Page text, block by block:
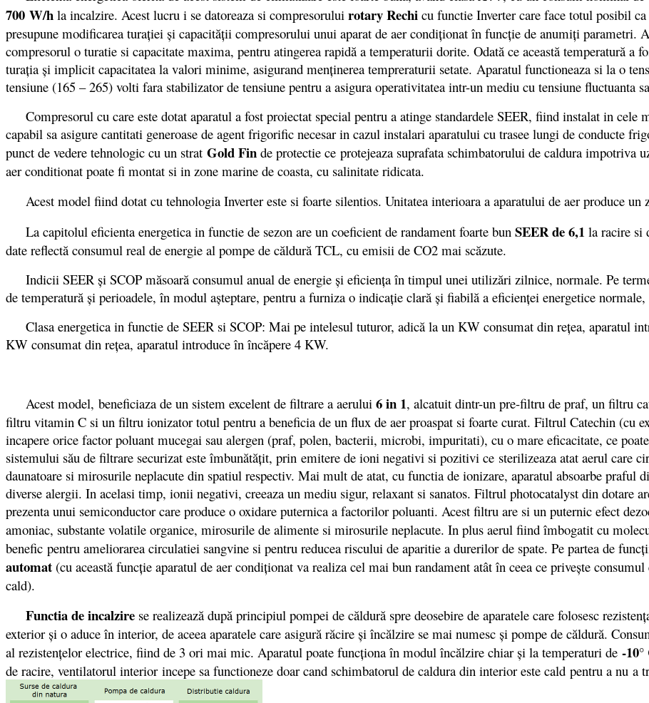
700 W/h la incalzire. Acest lucru i se datoreaza si compresorului rotary Rechi cu functie Inverter care face totul posibil
presupune modificarea turației și capacității compresorului unui aparat de aer condiționat în funcție de anumiți parametri.
compresorul o turatie si capacitate maxima, pentru atingerea rapidă a temperaturii dorite. Odată ce această temperatură a
turația și implicit capacitatea la valori minime, asigurand menținerea tempreraturii setate. Aparatul functioneaza si la o
tensiune (165 – 265) volti fara stabilizator de tensiune pentru a asigura operativitatea intr-un mediu cu tensiune fluctuanta
Compresorul cu care este dotat aparatul a fost proiectat special pentru a atinge standardele SEER, fiind instalat in
capabil sa asigure cantitati generoase de agent frigorific necesar in cazul instalari aparatului cu trasee lungi de conducte
punct de vedere tehnologic cu un strat Gold Fin de protectie ce protejeaza suprafata schimbatorului de caldura
aer conditionat poate fi montat si in zone marine de coasta, cu salinitate ridicata.
Acest model fiind dotat cu tehnologia Inverter este si foarte silentios. Unitatea interioara a aparatului de aer produce un
La capitolul eficienta energetica in functie de sezon are un coeficient de randament foarte bun SEER de 6,1 la racire si
date reflectă consumul real de energie al pompe de căldură TCL, cu emisii de CO2 mai scăzute.
Indicii SEER şi SCOP măsoară consumul anual de energie şi eficienţa în timpul unei utilizări zilnice, normale. Pe
de temperatură şi perioadele, în modul aşteptare, pentru a furniza o indicaţie clară şi fiabilă a eficienţei energetice
Clasa energetica in functie de SEER si SCOP: Mai pe intelesul tuturor, adică la un KW consumat din reţea, aparatul
KW consumat din reţea, aparatul introduce în încăpere 4 KW.
Acest model, beneficiaza de un sistem excelent de filtrare a aerului 6 in 1, alcatuit dintr-un pre-filtru de praf, un filtru
filtru vitamin C si un filtru ionizator totul pentru a beneficia de un flux de aer proaspat si foarte curat. Filtrul Catechin (cu
incapere orice factor poluant mucegai sau alergen (praf, polen, bacterii, microbi, impuritati), cu o mare eficacitate, ce
sistemului său de filtrare securizat este îmbunătăţit, prin emitere de ioni negativi si pozitivi ce sterilizeaza atat aerul care
daunatoare si mirosurile neplacute din spatiul respectiv. Mai mult de atat, cu functia de ionizare, aparatul absoarbe praful
diverse alergii. In acelasi timp, ionii negativi, creeaza un mediu sigur, relaxant si sanatos. Filtrul photocatalyst din dotare
prezenta unui semiconductor care produce o oxidare puternica a factorilor poluanti. Acest filtru are si un puternic efect
amoniac, substante volatile organice, mirosurile de alimente si mirosurile neplacute. In plus aerul fiind îmbogatit cu
benefic pentru ameliorarea circulatiei sangvine si pentru reducea riscului de aparitie a durerilor de spate. Pe partea de
automat (cu această funcţie aparatul de aer condiţionat va realiza cel mai bun randament atât în ceea ce priveşte
cald).
Functia de incalzire se realizează după principiul pompei de căldură spre deosebire de aparatele care folosesc
exterior şi o aduce în interior, de aceea aparatele care asigură răcire şi încălzire se mai numesc şi pompe de căldură.
al rezistenţelor electrice, fiind de 3 ori mai mic. Aparatul poate funcţiona în modul încălzire chiar şi la temperaturi de -10°
de racire, ventilatorul interior incepe sa functioneze doar cand schimbatorul de caldura din interior este cald pentru a nu a